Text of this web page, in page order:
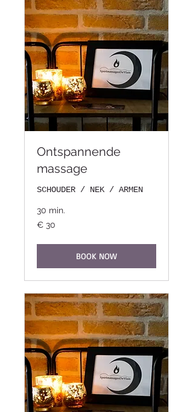
Ontspannende
massage
SCHOUDER / NEK / ARMEN
30 min.
30
euro
€ 30
BOOK NOW